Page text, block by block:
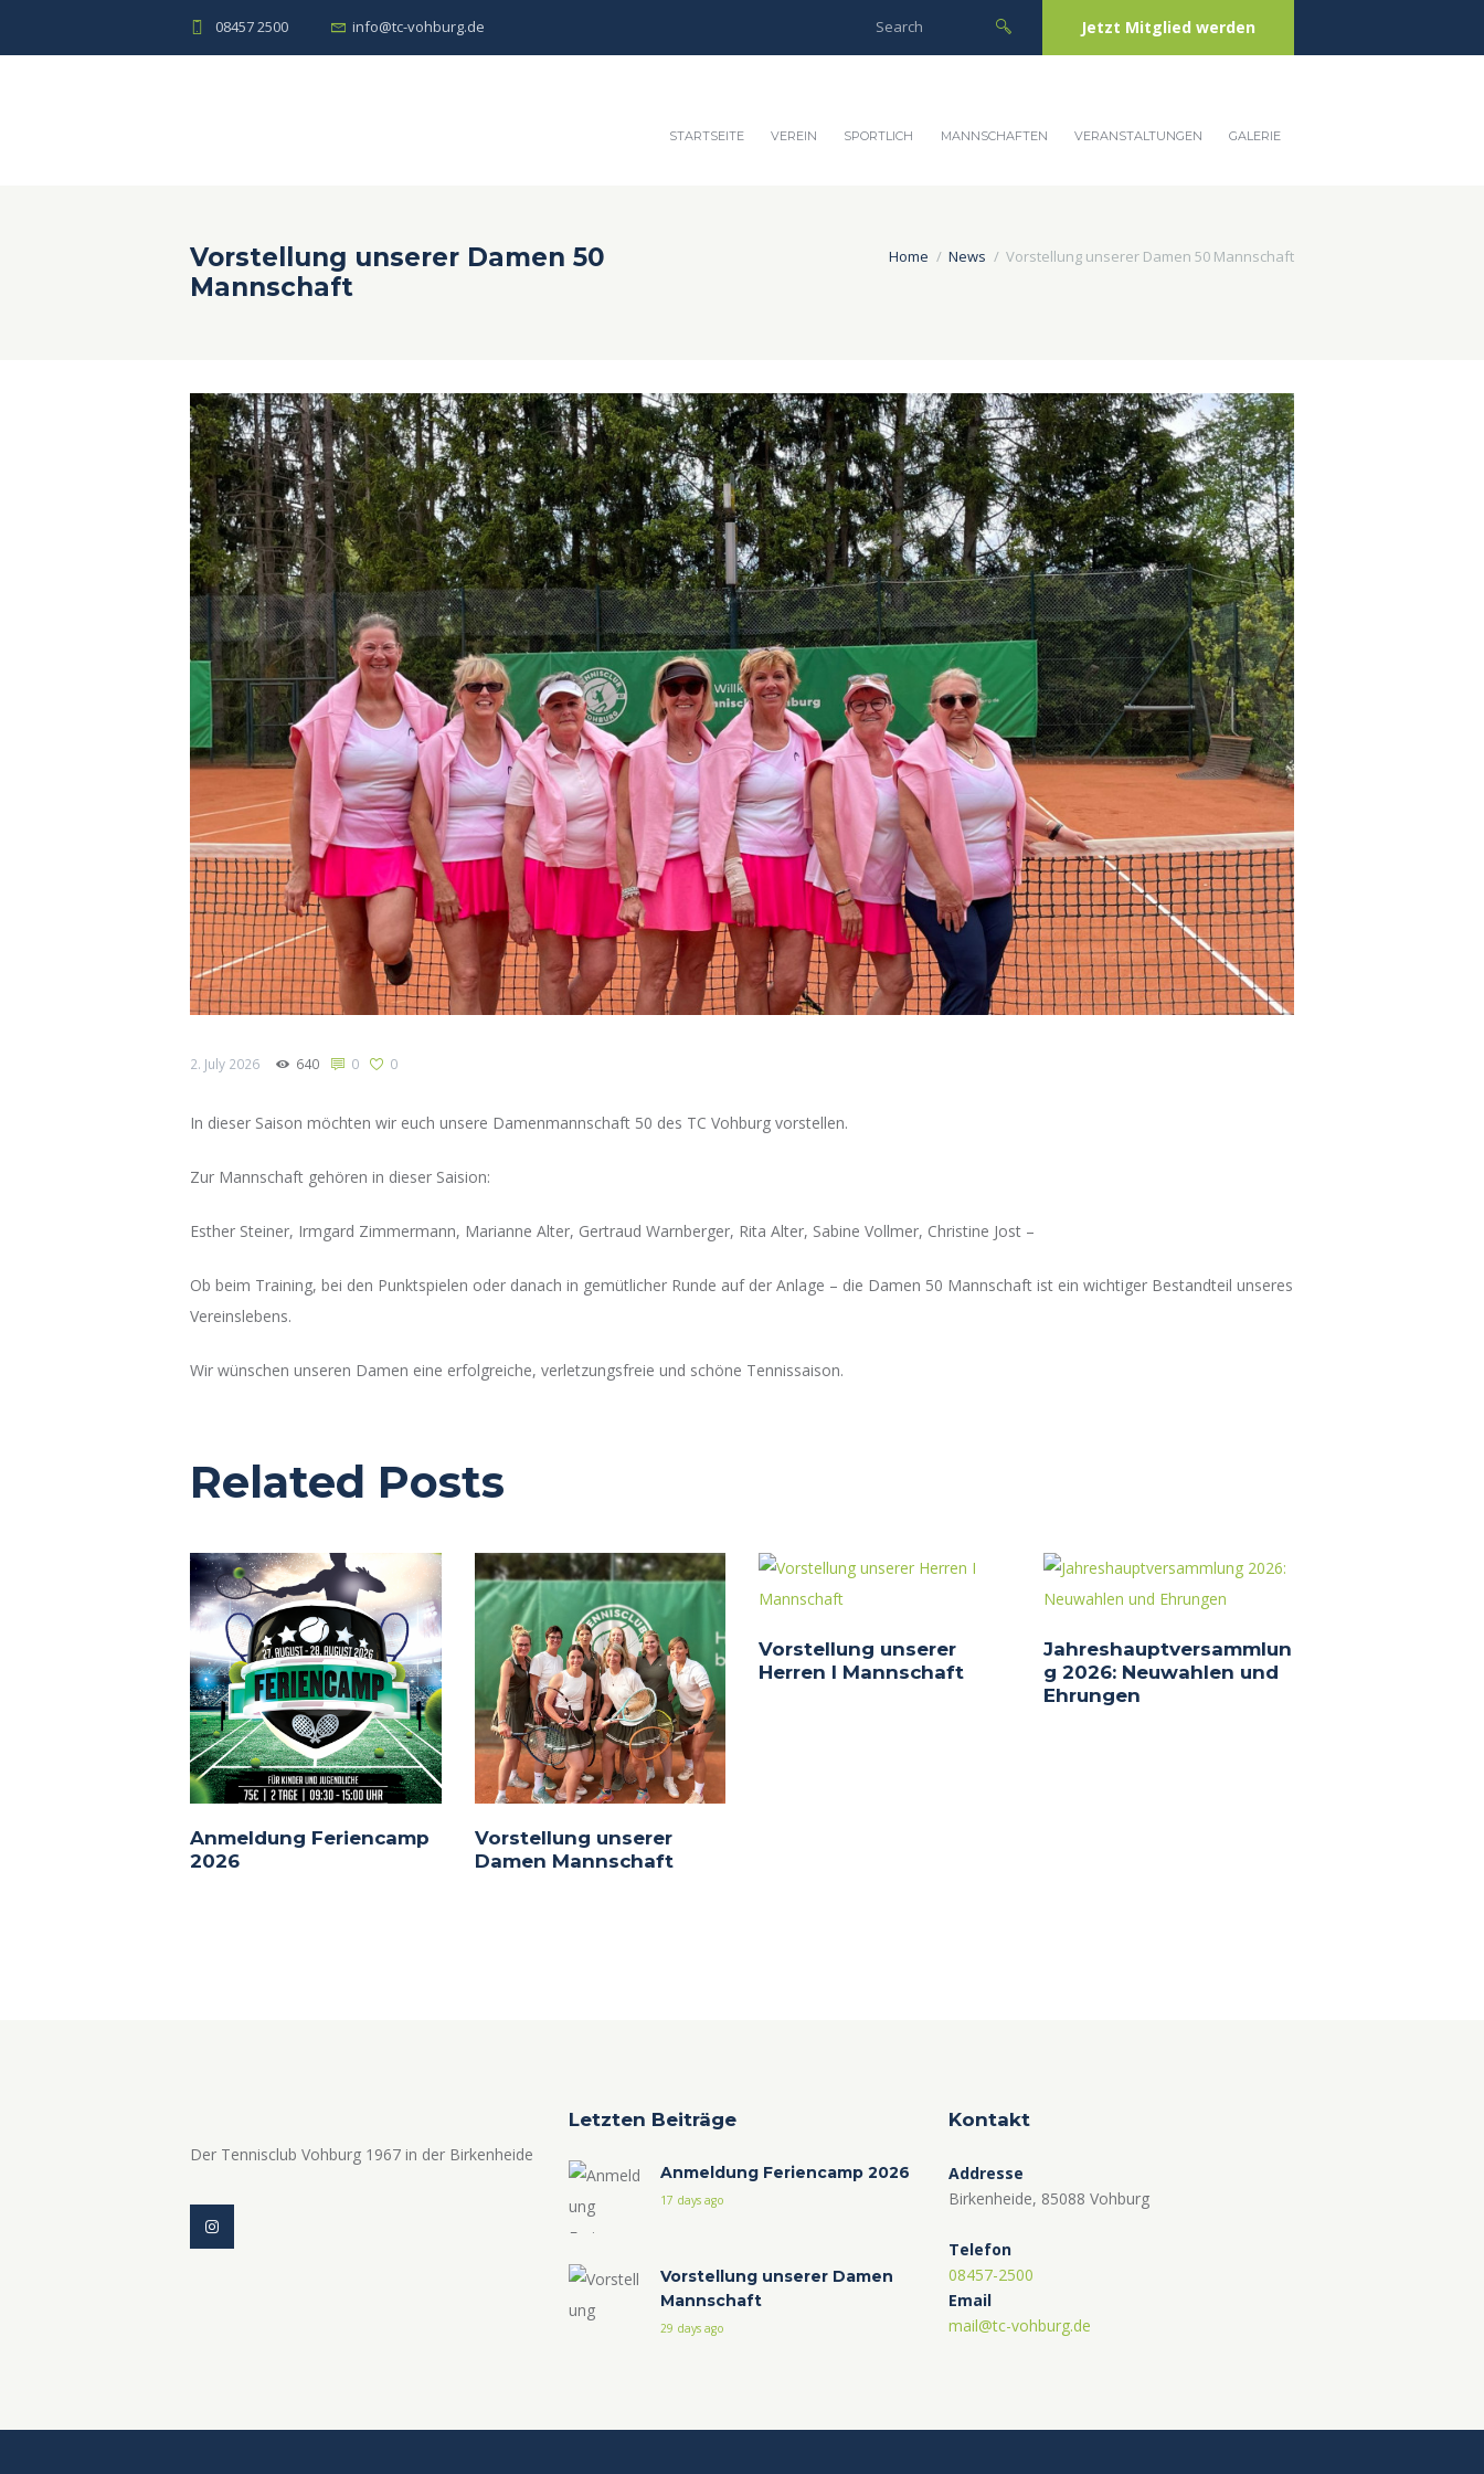
08457 2500 info@tc-vohburg.de Jetzt Mitglied werden
STARTSEITE VEREIN SPORTLICH MANNSCHAFTEN VERANSTALTUNGEN GALERIE
Vorstellung unserer Damen 50
Mannschaft
Home News Vorstellung unserer Damen 50 Mannschaft
2. July 2026 640 0 0
In dieser Saison möchten wir euch unsere Damenmannschaft 50 des TC Vohburg vorstellen.
Zur Mannschaft gehören in dieser Saision:
Esther Steiner, Irmgard Zimmermann, Marianne Alter, Gertraud Warnberger, Rita Alter, Sabine Vollmer, Christine Jost –
Ob beim Training, bei den Punktspielen oder danach in gemütlicher Runde auf der Anlage – die Damen 50 Mannschaft ist ein wichtiger Bestandteil unseres
Vereinslebens.
Wir wünschen unseren Damen eine erfolgreiche, verletzungsfreie und schöne Tennissaison.
Related Posts
Anmeldung Feriencamp
2026
Vorstellung unserer
Damen Mannschaft
Vorstellung unserer
Herren I Mannschaft
Jahreshauptversammlun
g 2026: Neuwahlen und
Ehrungen
Der Tennisclub Vohburg 1967 in der Birkenheide
Letzten Beiträge
Anmeldung Feriencamp 2026
17 days ago
Vorstellung unserer Damen
Mannschaft
29 days ago
Kontakt
Addresse
Birkenheide, 85088 Vohburg
Telefon
08457-2500
Email
mail@tc-vohburg.de